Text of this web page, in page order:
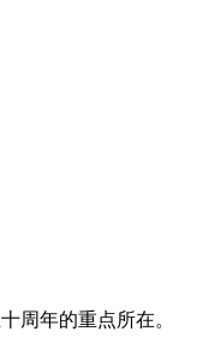
周年的重点所在。